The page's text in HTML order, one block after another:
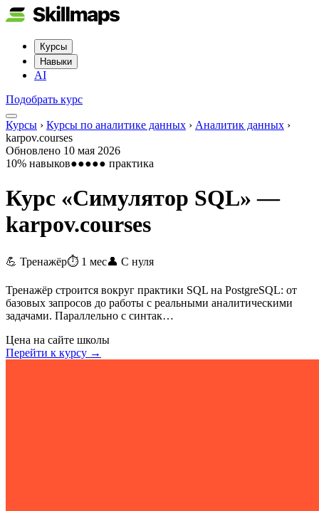
Курсы
Навыки
AI
Подобрать курс
Курсы › Курсы по аналитике данных › Аналитик данных ›
karpov.courses
Обновлено 10 мая 2026
10% навыков●●●●● практика
Курс «Симулятор SQL» —
karpov.courses
💪 Тренажёр⏱ 1 мес👤 С нуля
Тренажёр строится вокруг практики SQL на PostgreSQL: от
базовых запросов до работы с реальными аналитическими
задачами. Параллельно с синтак…
Цена на сайте школы
Перейти к курсу →